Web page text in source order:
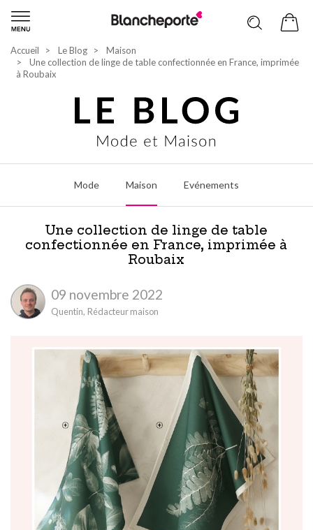
Accueil Le Blog
Maison
Une collection de linge de table confectionnée en France, imprimée
à Roubaix
Mode Maison Evénements
Une collection de linge de table
confectionnée en France, imprimée à
Roubaix
09 novembre 2022
Quentin, Rédacteur maison